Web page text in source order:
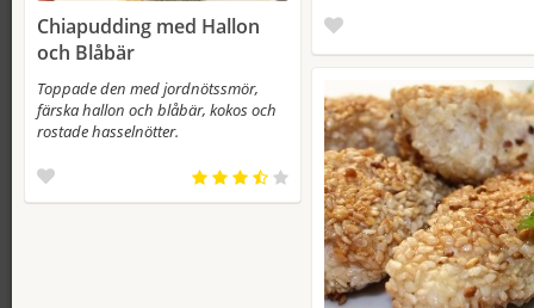
Chiapudding med Hallon
och Blåbär
Toppade den med jordnötssmör,
färska hallon och blåbär, kokos och
rostade hasselnötter.